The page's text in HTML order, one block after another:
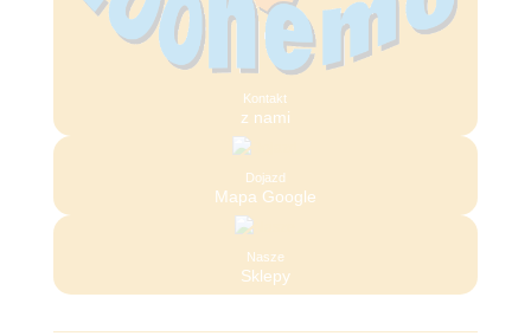
Kontakt
z nami
Dojazd
Mapa Google
Nasze
Sklepy